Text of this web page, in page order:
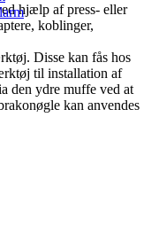
hjælp af press- eller
koblinger,
Disse kan fås hos
til installation af
den ydre muffe ved at
kan anvendes